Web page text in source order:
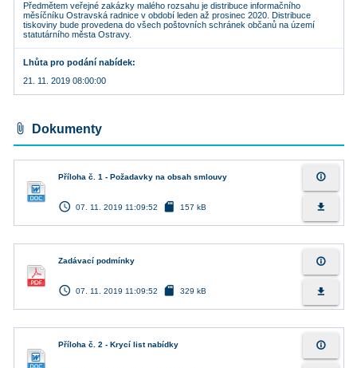
Předmětem veřejné zakázky malého rozsahu je distribuce informačního
měsíčníku Ostravská radnice v období leden až prosinec 2020. Distribuce
tiskoviny bude provedena do všech poštovních schránek občanů na území
statutárního města Ostravy.
Lhůta pro podání nabídek
21. 11. 2019 08:00:00
attach_file Dokumenty
Příloha č. 1 - Požadavky na obsah smlouvy
access_time 07. 11. 2019 11:09:52 sd_card 157 kB
info_outline
file_download
Zadávací podmínky
access_time 07. 11. 2019 11:09:52 sd_card 329 kB
info_outline
file_download
Příloha č. 2 - Krycí list nabídky info_outline